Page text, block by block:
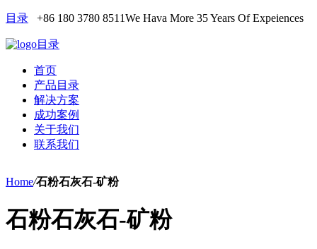
目录 +86 180 3780 8511We Hava More 35 Years Of Expeiences
目录
首页
产品目录
解决方案
成功案例
关于我们
联系我们
Home/石粉石灰石-矿粉
石粉石灰石-矿粉